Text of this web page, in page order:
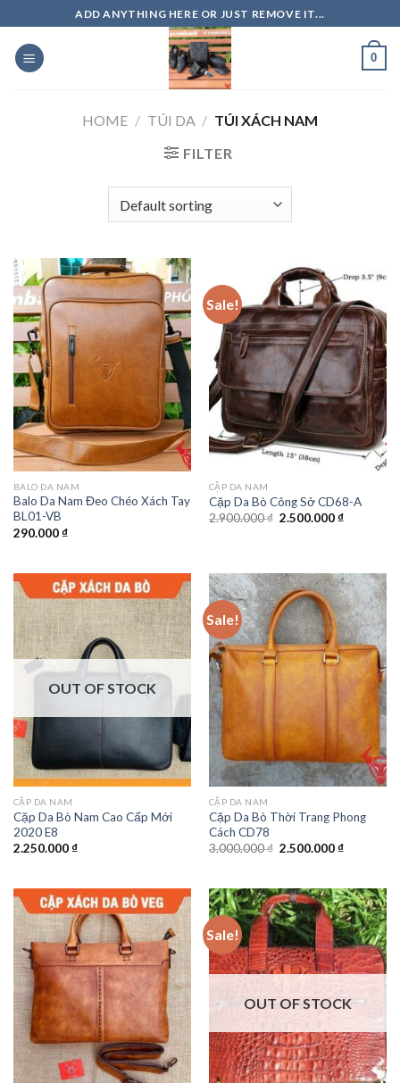
to
content
ADD ANYTHING HERE OR JUST REMOVE IT...
0
HOME / TÚI DA / TÚI XÁCH NAM
FILTER
BALO DA NAM
Balo Da Nam Đeo Chéo Xách Tay
BL01-VB
290.000₫
Sale!
CẶP DA NAM
Cặp Da Bò Công Sở CD68-A
2.900.000₫ 2.500.000₫
OUT OF STOCK
CẶP DA NAM
Cặp Da Bò Nam Cao Cấp Mới
2020 E8
2.250.000₫
Sale!
CẶP DA NAM
Cặp Da Bò Thời Trang Phong
Cách CD78
3.000.000₫ 2.500.000₫
Sale!
OUT OF STOCK